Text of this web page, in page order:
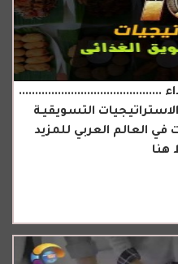
............................................
التسويقيـة
في العالم العربي للمزيد